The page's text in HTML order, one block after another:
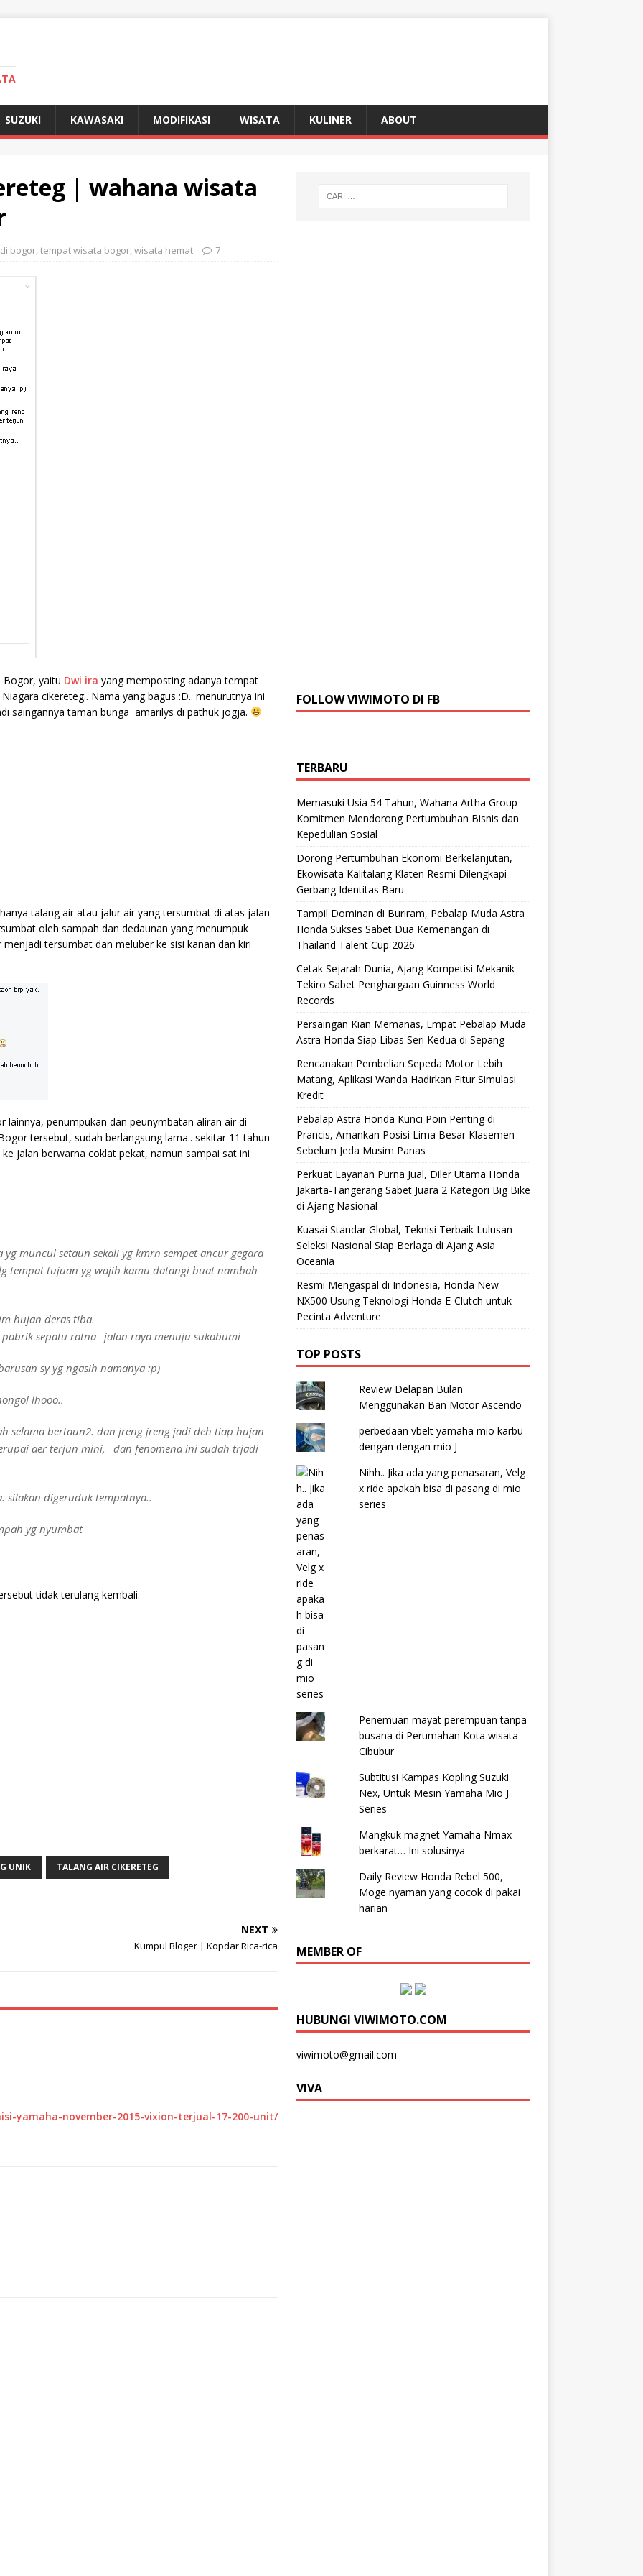
SUZUKI KAWASAKI MODIFIKASI WISATA KULINER ABOUT
| wahana wisata
bogor,tempat wisata bogor,wisata hemat 7
Bogor, yaitu Dwi ira yang memposting adanya tempat
cikereteg.. Nama yang bagus :D.. menurutnya ini
saingannya taman bunga amarilys di pathuk jogja.
talang air atau jalur air yang tersumbat di atas jalan
oleh sampah dan dedaunan yang menumpuk
tersumbat dan meluber ke sisi kanan dan kiri
penumpukan dan peunymbatan aliran air di
tersebut, sudah berlangsung lama.. sekitar 11 tahun
jalan berwarna coklat pekat, namun sampai sat ini
muncul setaun sekali yg kmrn sempet ancur gegara
tempat tujuan yg wajib kamu datangi buat nambah
hujan deras tiba.
sepatu ratna –jalan raya menuju sukabumi–
sy yg ngasih namanya :p)
lhooo..
selama bertaun2. dan jreng jreng jadi deh tiap hujan
aer terjun mini, –dan fenomena ini sudah trjadi
silakan digeruduk tempatnya..
yg nyumbat
tidak terulang kembali.
UNIK TALANG AIR CIKERETEG
NEXT
Kumpul Bloger | Kopdar Rica-rica
yamaha-november-2015-vixion-terjual-17-200-unit/
FOLLOW VIWIMOTO DI FB
TERBARU
Memasuki Usia 54 Tahun, Wahana Artha Group
Komitmen Mendorong Pertumbuhan Bisnis dan
Kepedulian Sosial
Dorong Pertumbuhan Ekonomi Berkelanjutan,
Ekowisata Kalitalang Klaten Resmi Dilengkapi
Gerbang Identitas Baru
Tampil Dominan di Buriram, Pebalap Muda Astra
Honda Sukses Sabet Dua Kemenangan di
Thailand Talent Cup 2026
Cetak Sejarah Dunia, Ajang Kompetisi Mekanik
Tekiro Sabet Penghargaan Guinness World
Records
Persaingan Kian Memanas, Empat Pebalap Muda
Astra Honda Siap Libas Seri Kedua di Sepang
Rencanakan Pembelian Sepeda Motor Lebih
Matang, Aplikasi Wanda Hadirkan Fitur Simulasi
Kredit
Pebalap Astra Honda Kunci Poin Penting di
Prancis, Amankan Posisi Lima Besar Klasemen
Sebelum Jeda Musim Panas
Perkuat Layanan Purna Jual, Diler Utama Honda
Jakarta-Tangerang Sabet Juara 2 Kategori Big Bike
di Ajang Nasional
Kuasai Standar Global, Teknisi Terbaik Lulusan
Seleksi Nasional Siap Berlaga di Ajang Asia
Oceania
Resmi Mengaspal di Indonesia, Honda New
NX500 Usung Teknologi Honda E-Clutch untuk
Pecinta Adventure
TOP POSTS
Review Delapan Bulan
Menggunakan Ban Motor Ascendo
perbedaan vbelt yamaha mio karbu
dengan dengan mio J
Nihh.. Jika ada yang penasaran, Velg
x ride apakah bisa di pasang di mio
series
Penemuan mayat perempuan tanpa
busana di Perumahan Kota wisata
Cibubur
Subtitusi Kampas Kopling Suzuki
Nex, Untuk Mesin Yamaha Mio J
Series
Mangkuk magnet Yamaha Nmax
berkarat… Ini solusinya
Daily Review Honda Rebel 500,
Moge nyaman yang cocok di pakai
harian
MEMBER OF
HUBUNGI VIWIMOTO.COM
viwimoto@gmail.com
VIVA